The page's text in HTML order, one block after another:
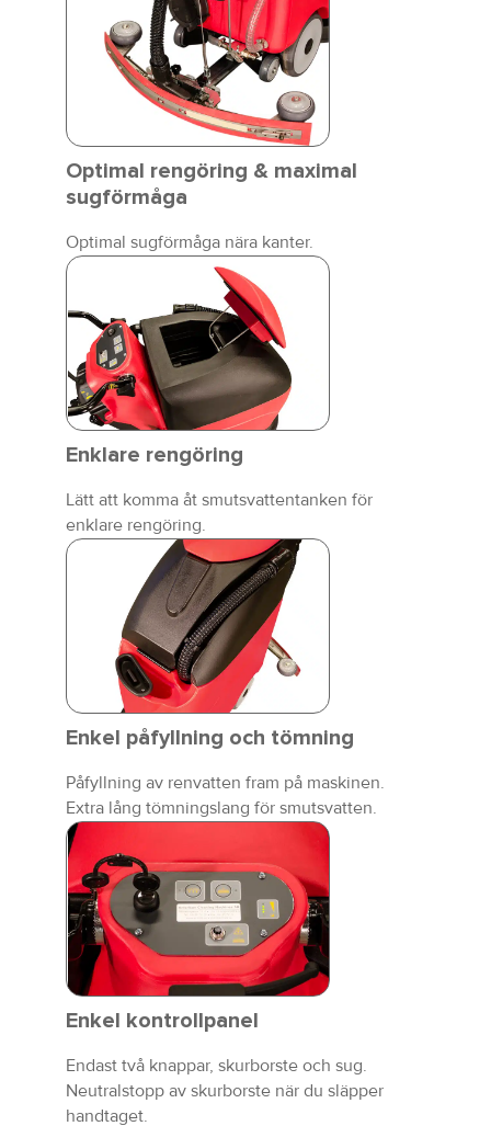
Optimal rengöring & maximal
sugförmåga
Optimal sugförmåga nära kanter.
Enklare rengöring
Lätt att komma åt smutsvattentanken för
enklare rengöring.
Enkel påfyllning och tömning
Påfyllning av renvatten fram på maskinen.
Extra lång tömningslang för smutsvatten.
Enkel kontrollpanel
Endast två knappar, skurborste och sug.
Neutralstopp av skurborste när du släpper
handtaget.